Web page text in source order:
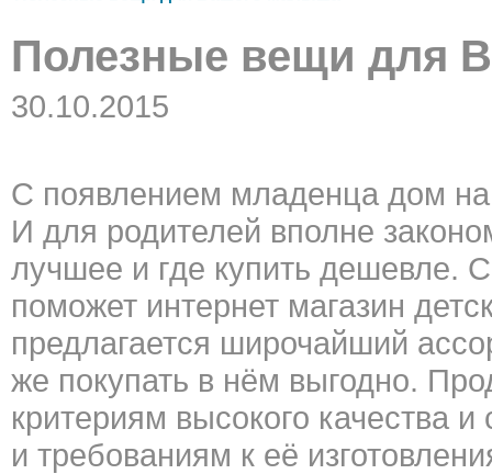
Полезные вещи для
30.10.2015
С появлением младенца дом
И для родителей вполне
лучшее и где купить дешевле.
поможет интернет магазин
предлагается широчайший
же покупать в нём выгодно.
критериям высокого качества
и требованиям к её